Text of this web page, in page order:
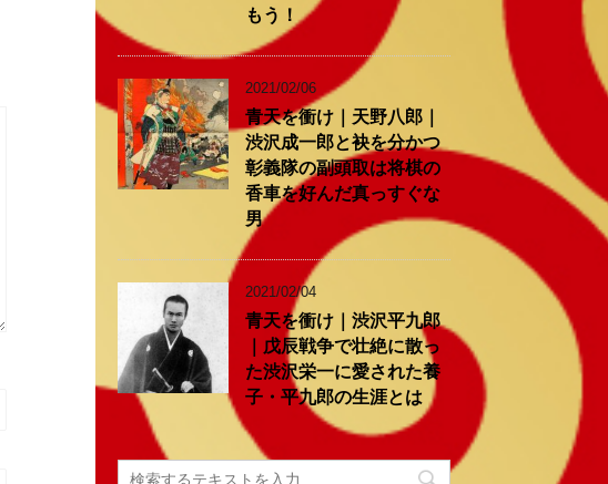
もう！
2021/02/06
青天を衝け｜天野八郎｜
渋沢成一郎と袂を分かつ
彰義隊の副頭取は将棋の
香車を好んだ真っすぐな
男
2021/02/04
青天を衝け｜渋沢平九郎
｜戊辰戦争で壮絶に散っ
た渋沢栄一に愛された養
子・平九郎の生涯とは